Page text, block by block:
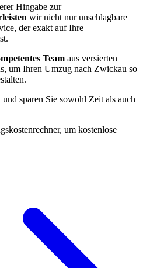
Hingabe zur
wir nicht nur unschlagbare
der exakt auf Ihre
Team aus versierten
um Ihren Umzug nach Zwickau so
sparen Sie sowohl Zeit als auch
um kostenlose